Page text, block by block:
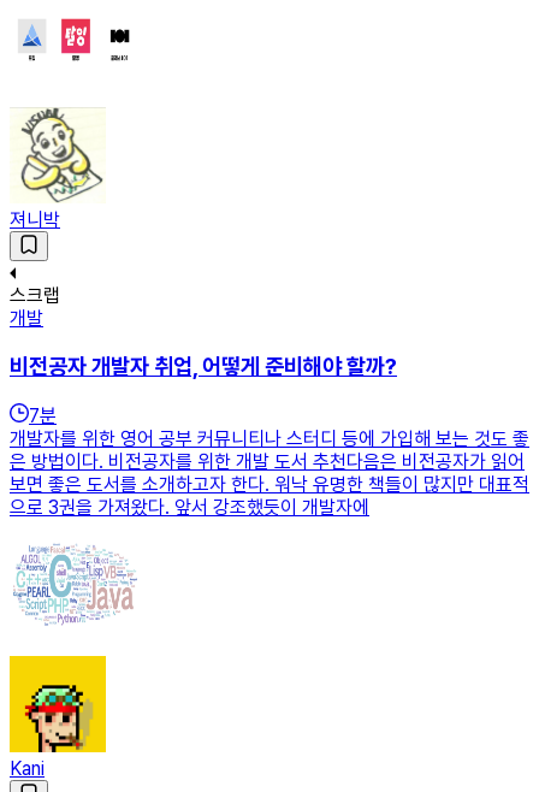
져니박
스크랩
개발
비전공자 개발자 취업, 어떻게 준비해야 할까?
7분
개발자를 위한 영어 공부 커뮤니티나 스터디 등에 가입해 보는 것도 좋
은 방법이다. 비전공자를 위한 개발 도서 추천다음은 비전공자가 읽어
보면 좋은 도서를 소개하고자 한다. 워낙 유명한 책들이 많지만 대표적
으로 3권을 가져왔다. 앞서 강조했듯이 개발자에
Kani